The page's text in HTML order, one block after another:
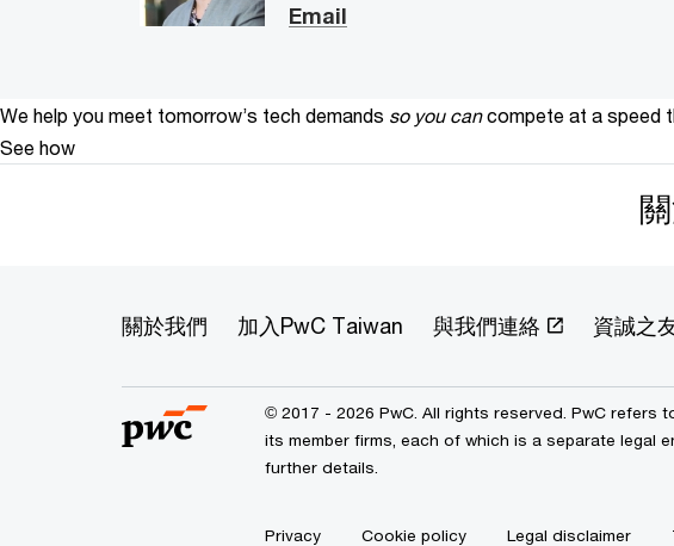
Email
We help you meet tomorrow’s tech demands so you can compete at a speed
See how
關於我們 加入PwC Taiwan 與我們連絡 資誠之
© 2017 - 2026 PwC. All rights reserved. PwC refers
its member firms, each of which is a separate legal
further details.
Privacy Cookie policy Legal disclaimer